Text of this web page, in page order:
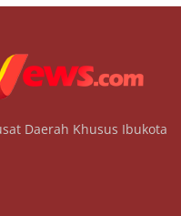
Daerah Khusus Ibukota